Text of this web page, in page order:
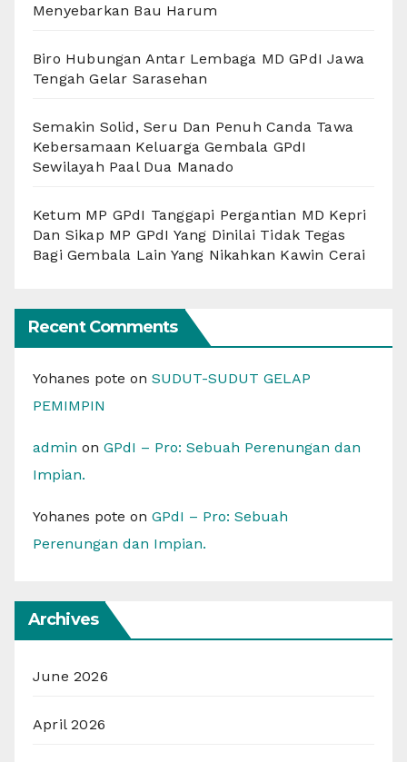
Menyebarkan Bau Harum
Biro Hubungan Antar Lembaga MD GPdI Jawa
Tengah Gelar Sarasehan
Semakin Solid, Seru Dan Penuh Canda Tawa
Kebersamaan Keluarga Gembala GPdI
Sewilayah Paal Dua Manado
Ketum MP GPdI Tanggapi Pergantian MD Kepri
Dan Sikap MP GPdI Yang Dinilai Tidak Tegas
Bagi Gembala Lain Yang Nikahkan Kawin Cerai
Recent Comments
Yohanes pote on SUDUT-SUDUT GELAP
PEMIMPIN
admin on GPdI – Pro: Sebuah Perenungan dan
Impian.
Yohanes pote on GPdI – Pro: Sebuah
Perenungan dan Impian.
Archives
June 2026
April 2026